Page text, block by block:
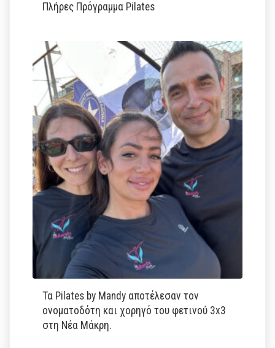
Πλήρες Πρόγραμμα Pilates
Τα Pilates by Mandy αποτέλεσαν τον
ονοματοδότη και χορηγό του φετινού 3x3
στη Νέα Μάκρη.